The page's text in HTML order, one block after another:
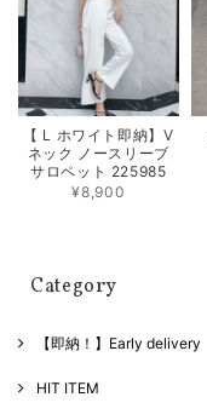
【 L ホワイト即納】V
ネック ノースリーブ
サロペット 225985
¥8,900
Category
【即納！】Early delivery
HIT ITEM